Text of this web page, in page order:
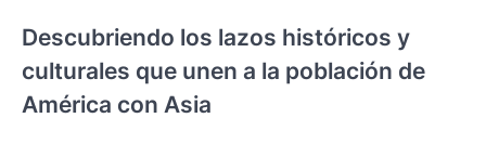
Descubriendo los lazos históricos y
culturales que unen a la población de
América con Asia